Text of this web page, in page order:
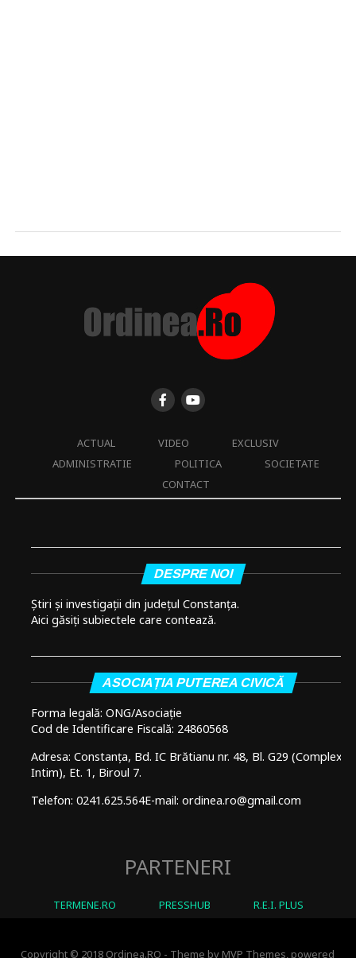
ACTUAL VIDEO
EXCLUSIV
ADMINISTRATIE
POLITICA
SOCIETATE
CONTACT
DESPRE NOI
Știri și investigații din județul Constanța.
Aici găsiți subiectele care contează.
ASOCIAȚIA PUTEREA CIVICĂ
Forma legală: ONG/Asociație
Cod de Identificare Fiscală: 24860568
Adresa: Constanța, Bd. IC Brătianu nr. 48, Bl. G29 (Complex
Intim), Et. 1, Biroul 7.
Telefon: 0241.625.564E-mail: ordinea.ro@gmail.com
PARTENERI
TERMENE.RO PRESSHUB R.E.I. PLUS
Copyright © 2018 Ordinea.RO - Theme by MVP Themes, powered